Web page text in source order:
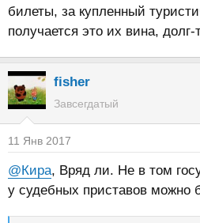
билеты, за купленный
получается это их вина,
fisher
Завсегдатый
11 Янв 2017
@Кира, Вряд ли. Не в том
у судебных приставов можно